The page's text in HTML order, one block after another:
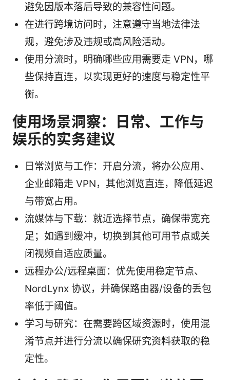
避免因版本落后导致的兼容性问题。
在进行跨境访问时，注意遵守当地法律法
规，避免涉及违规或高风险活动。
使用分流时，明确哪些应用需要走 VPN，哪
些保持直连，以实现更好的速度与稳定性平
衡。
使用场景洞察：日常、工作与
娱乐的实务建议
日常浏览与工作：开启分流，将办公应用、
企业邮箱走 VPN，其他浏览直连，降低延迟
与带宽占用。
流媒体与下载：就近选择节点，确保带宽充
足；如遇到缓冲，切换到其他可用节点或关
闭视频自适应质量。
远程办公/远程桌面：优先使用稳定节点、
NordLynx 协议，并确保路由器/设备的丢包
率低于阈值。
学习与研究：在需要跨区域资源时，使用混
淆节点并进行分流以确保研究资料获取的稳
定性。